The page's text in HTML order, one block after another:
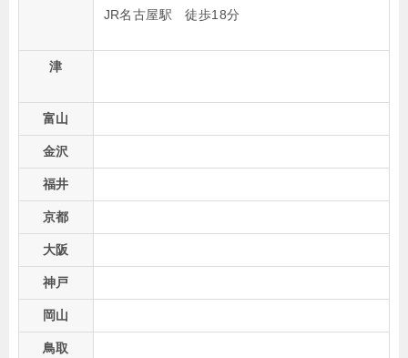
JR名古屋駅 徒歩18分
津
富山
金沢
福井
京都
大阪
神戸
岡山
鳥取